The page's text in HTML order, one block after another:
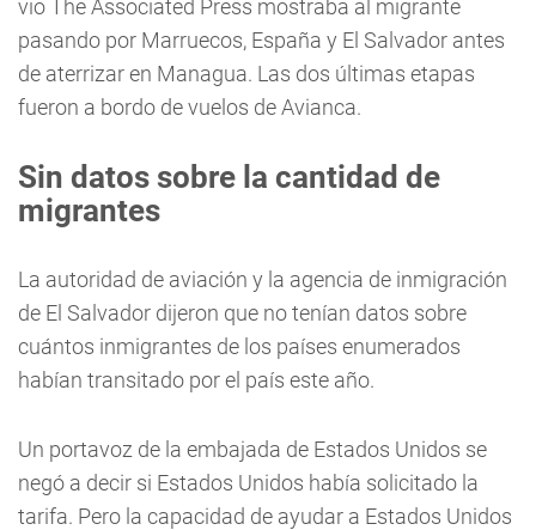
vio The Associated Press mostraba al migrante
pasando por Marruecos, España y El Salvador antes
de aterrizar en Managua. Las dos últimas etapas
fueron a bordo de vuelos de Avianca.
Sin datos sobre la cantidad de
migrantes
La autoridad de aviación y la agencia de inmigración
de El Salvador dijeron que no tenían datos sobre
cuántos inmigrantes de los países enumerados
habían transitado por el país este año.
Un portavoz de la embajada de Estados Unidos se
negó a decir si Estados Unidos había solicitado la
tarifa. Pero la capacidad de ayudar a Estados Unidos